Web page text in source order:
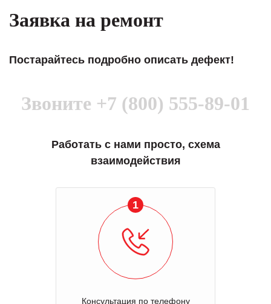
Заявка на ремонт
Постарайтесь подробно описать дефект!
Звоните +7 (800) 555-89-01
Работать с нами просто, схема
взаимодействия
1
Консультация по телефону